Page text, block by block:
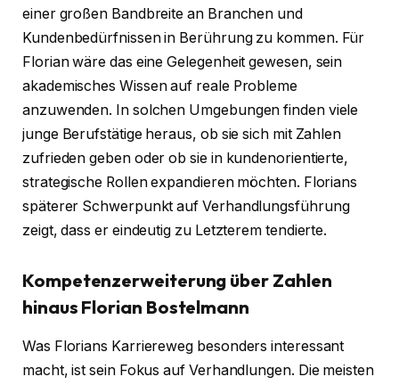
einer großen Bandbreite an Branchen und
Kundenbedürfnissen in Berührung zu kommen. Für
Florian wäre das eine Gelegenheit gewesen, sein
akademisches Wissen auf reale Probleme
anzuwenden. In solchen Umgebungen finden viele
junge Berufstätige heraus, ob sie sich mit Zahlen
zufrieden geben oder ob sie in kundenorientierte,
strategische Rollen expandieren möchten. Florians
späterer Schwerpunkt auf Verhandlungsführung
zeigt, dass er eindeutig zu Letzterem tendierte.
Kompetenzerweiterung über Zahlen
hinaus Florian Bostelmann
Was Florians Karriereweg besonders interessant
macht, ist sein Fokus auf Verhandlungen. Die meisten